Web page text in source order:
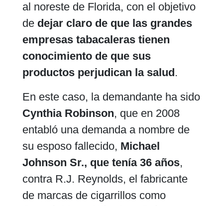
al noreste de Florida, con el objetivo
de dejar claro de que las grandes
empresas tabacaleras tienen
conocimiento de que sus
productos perjudican la salud .
En este caso, la demandante ha sido
Cynthia Robinson, que en 2008
entabló una demanda a nombre de
su esposo fallecido, Michael
Johnson Sr., que tenía 36 años,
contra R.J. Reynolds, el fabricante
de marcas de cigarrillos como